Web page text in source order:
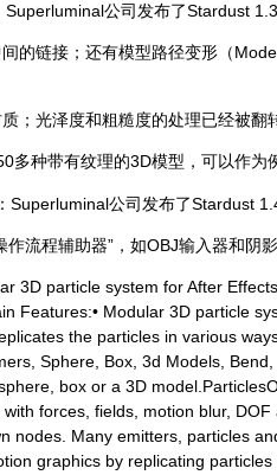
公司发布了Stardust
的链接；还有模型路径变形（
；光泽度和粗糙度的处理已经被翻
种带有纹理的3D模型，可以作为
公司发布了Stardust
流程辅助器”，如OBJ输入器和阴
3D particle system for After
Features:• Modular 3D particle
the particles in various
Sphere, Box, 3d Models,
box or a 3D
forces, fields, motion blur,
nodes. Many emitters, particles
graphics by replicating